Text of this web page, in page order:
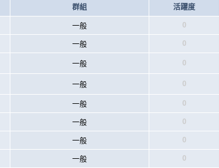
群組 活躍度
一般 0
一般 0
一般 0
一般 0
一般 0
一般 0
一般 0
一般 0